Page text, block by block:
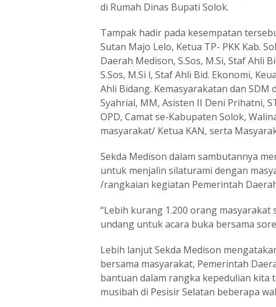
di Rumah Dinas Bupati Solok.
Tampak hadir pada kesempatan
Sutan Majo Lelo, Ketua TP- PKK Kab.
Daerah Medison, S.Sos, M.Si, Staf Ahli
S.Sos, M.Si l, Staf Ahli Bid. Ekonomi,
Ahli Bidang. Kemasyarakatan dan
Syahrial, MM, Asisten II Deni Prihatni,
OPD, Camat se-Kabupaten Solok,
masyarakat/ Ketua KAN, serta
Sekda Medison dalam sambutannya
untuk menjalin silaturami dengan
/rangkaian kegiatan Pemerintah
“Lebih kurang 1.200 orang
undang untuk acara buka bersama sore
Lebih lanjut Sekda Medison
bersama masyarakat, Pemerintah
bantuan dalam rangka kepedulian kita
musibah di Pesisir Selatan beberapa